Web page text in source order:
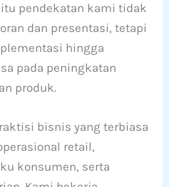
pendekatan kami tidak
dan presentasi, tetapi
hingga
pada peningkatan
produk.
bisnis yang terbiasa
retail,
konsumen, serta